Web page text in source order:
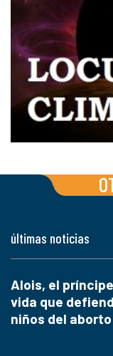
últimas noticias
Alois, el
vida que
niños del aborto